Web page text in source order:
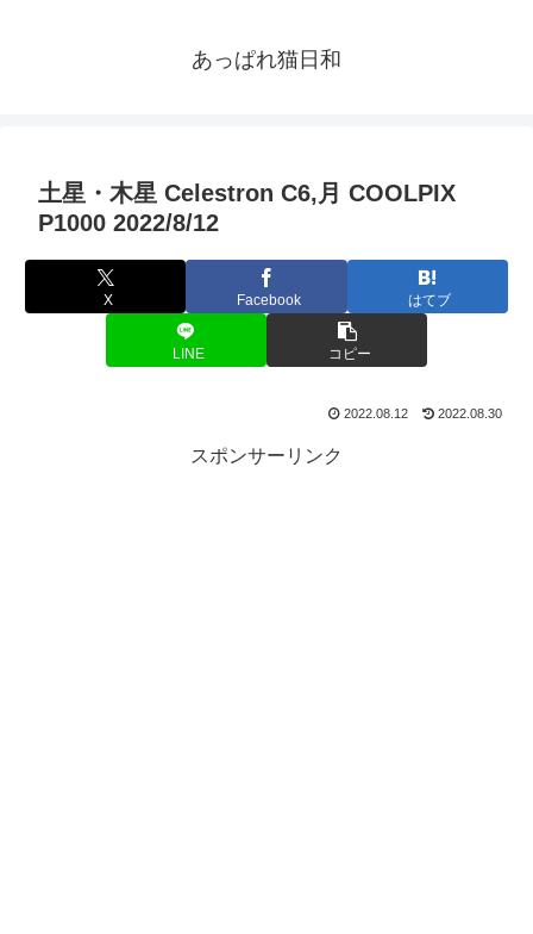
あっぱれ猫日和
土星・木星 Celestron C6,月 COOLPIX
P1000 2022/8/12
X Facebook はてブ
LINE コピー
2022.08.12 2022.08.30
スポンサーリンク